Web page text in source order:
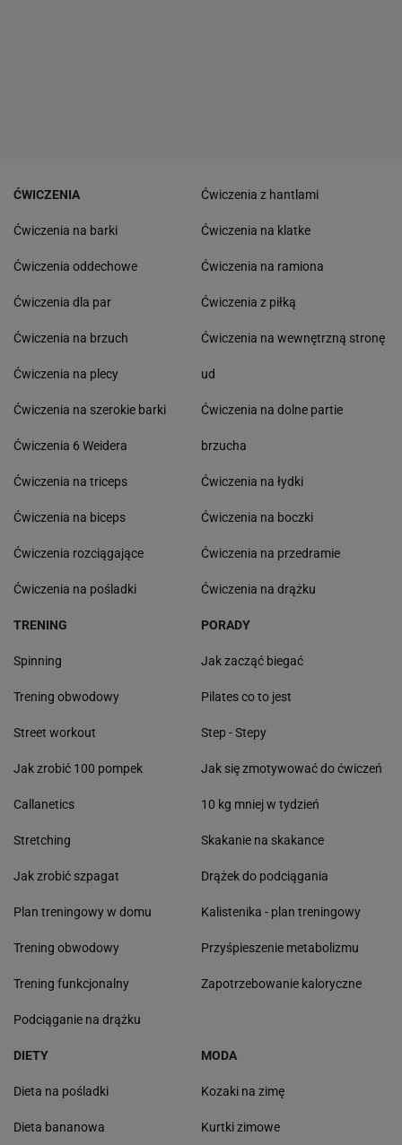
ĆWICZENIA
Ćwiczenia na barki
Ćwiczenia oddechowe
Ćwiczenia dla par
Ćwiczenia na brzuch
Ćwiczenia na plecy
Ćwiczenia na szerokie barki
Ćwiczenia 6 Weidera
Ćwiczenia na triceps
Ćwiczenia na biceps
Ćwiczenia rozciągające
Ćwiczenia na pośladki
Ćwiczenia z hantlami
Ćwiczenia na klatke
Ćwiczenia na ramiona
Ćwiczenia z piłką
Ćwiczenia na wewnętrzną stronę
ud
Ćwiczenia na dolne partie
brzucha
Ćwiczenia na łydki
Ćwiczenia na boczki
Ćwiczenia na przedramie
Ćwiczenia na drążku
TRENING
Spinning
Trening obwodowy
Street workout
Jak zrobić 100 pompek
Callanetics
Stretching
Jak zrobić szpagat
Plan treningowy w domu
Trening obwodowy
Trening funkcjonalny
Podciąganie na drążku
PORADY
Jak zacząć biegać
Pilates co to jest
Step - Stepy
Jak się zmotywować do ćwiczeń
10 kg mniej w tydzień
Skakanie na skakance
Drążek do podciągania
Kalistenika - plan treningowy
Przyśpieszenie metabolizmu
Zapotrzebowanie kaloryczne
DIETY
Dieta na pośladki
Dieta bananowa
MODA
Kozaki na zimę
Kurtki zimowe